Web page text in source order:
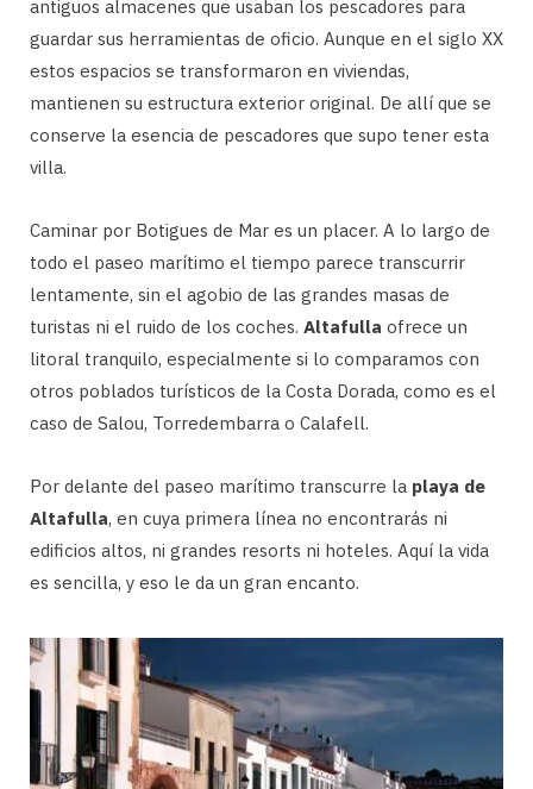
antiguos almacenes que usaban los pescadores para
guardar sus herramientas de oficio. Aunque en el siglo XX
estos espacios se transformaron en viviendas,
mantienen su estructura exterior original. De allí que se
conserve la esencia de pescadores que supo tener esta
villa.
Caminar por Botigues de Mar es un placer. A lo largo de
todo el paseo marítimo el tiempo parece transcurrir
lentamente, sin el agobio de las grandes masas de
turistas ni el ruido de los coches. Altafulla ofrece un
litoral tranquilo, especialmente si lo comparamos con
otros poblados turísticos de la Costa Dorada, como es el
caso de Salou, Torredembarra o Calafell.
Por delante del paseo marítimo transcurre la playa de
Altafulla, en cuya primera línea no encontrarás ni
edificios altos, ni grandes resorts ni hoteles. Aquí la vida
es sencilla, y eso le da un gran encanto.